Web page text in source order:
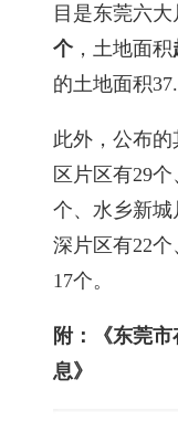
目是东莞六
个 ，土地面积
的土地面积
此外，公布
区片区有29
个、水乡新城
深片区有22
17个。
附：《东莞
息》